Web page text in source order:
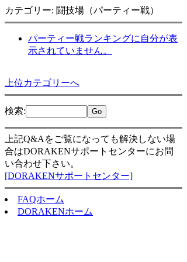
カテゴリー: 闘技場（パーティー戦）
パーティー戦ランキングに自分が表
示されていません。
上位カテゴリーへ
検索:
上記Q&Aをご覧になっても解決しない場
合はDORAKENサポートセンターにお問
い合わせ下さい。
[DORAKENサポートセンター]
FAQホーム
DORAKENホーム